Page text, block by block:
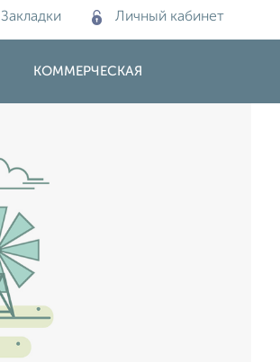
Закладки Личный кабинет
КОММЕРЧЕСКАЯ